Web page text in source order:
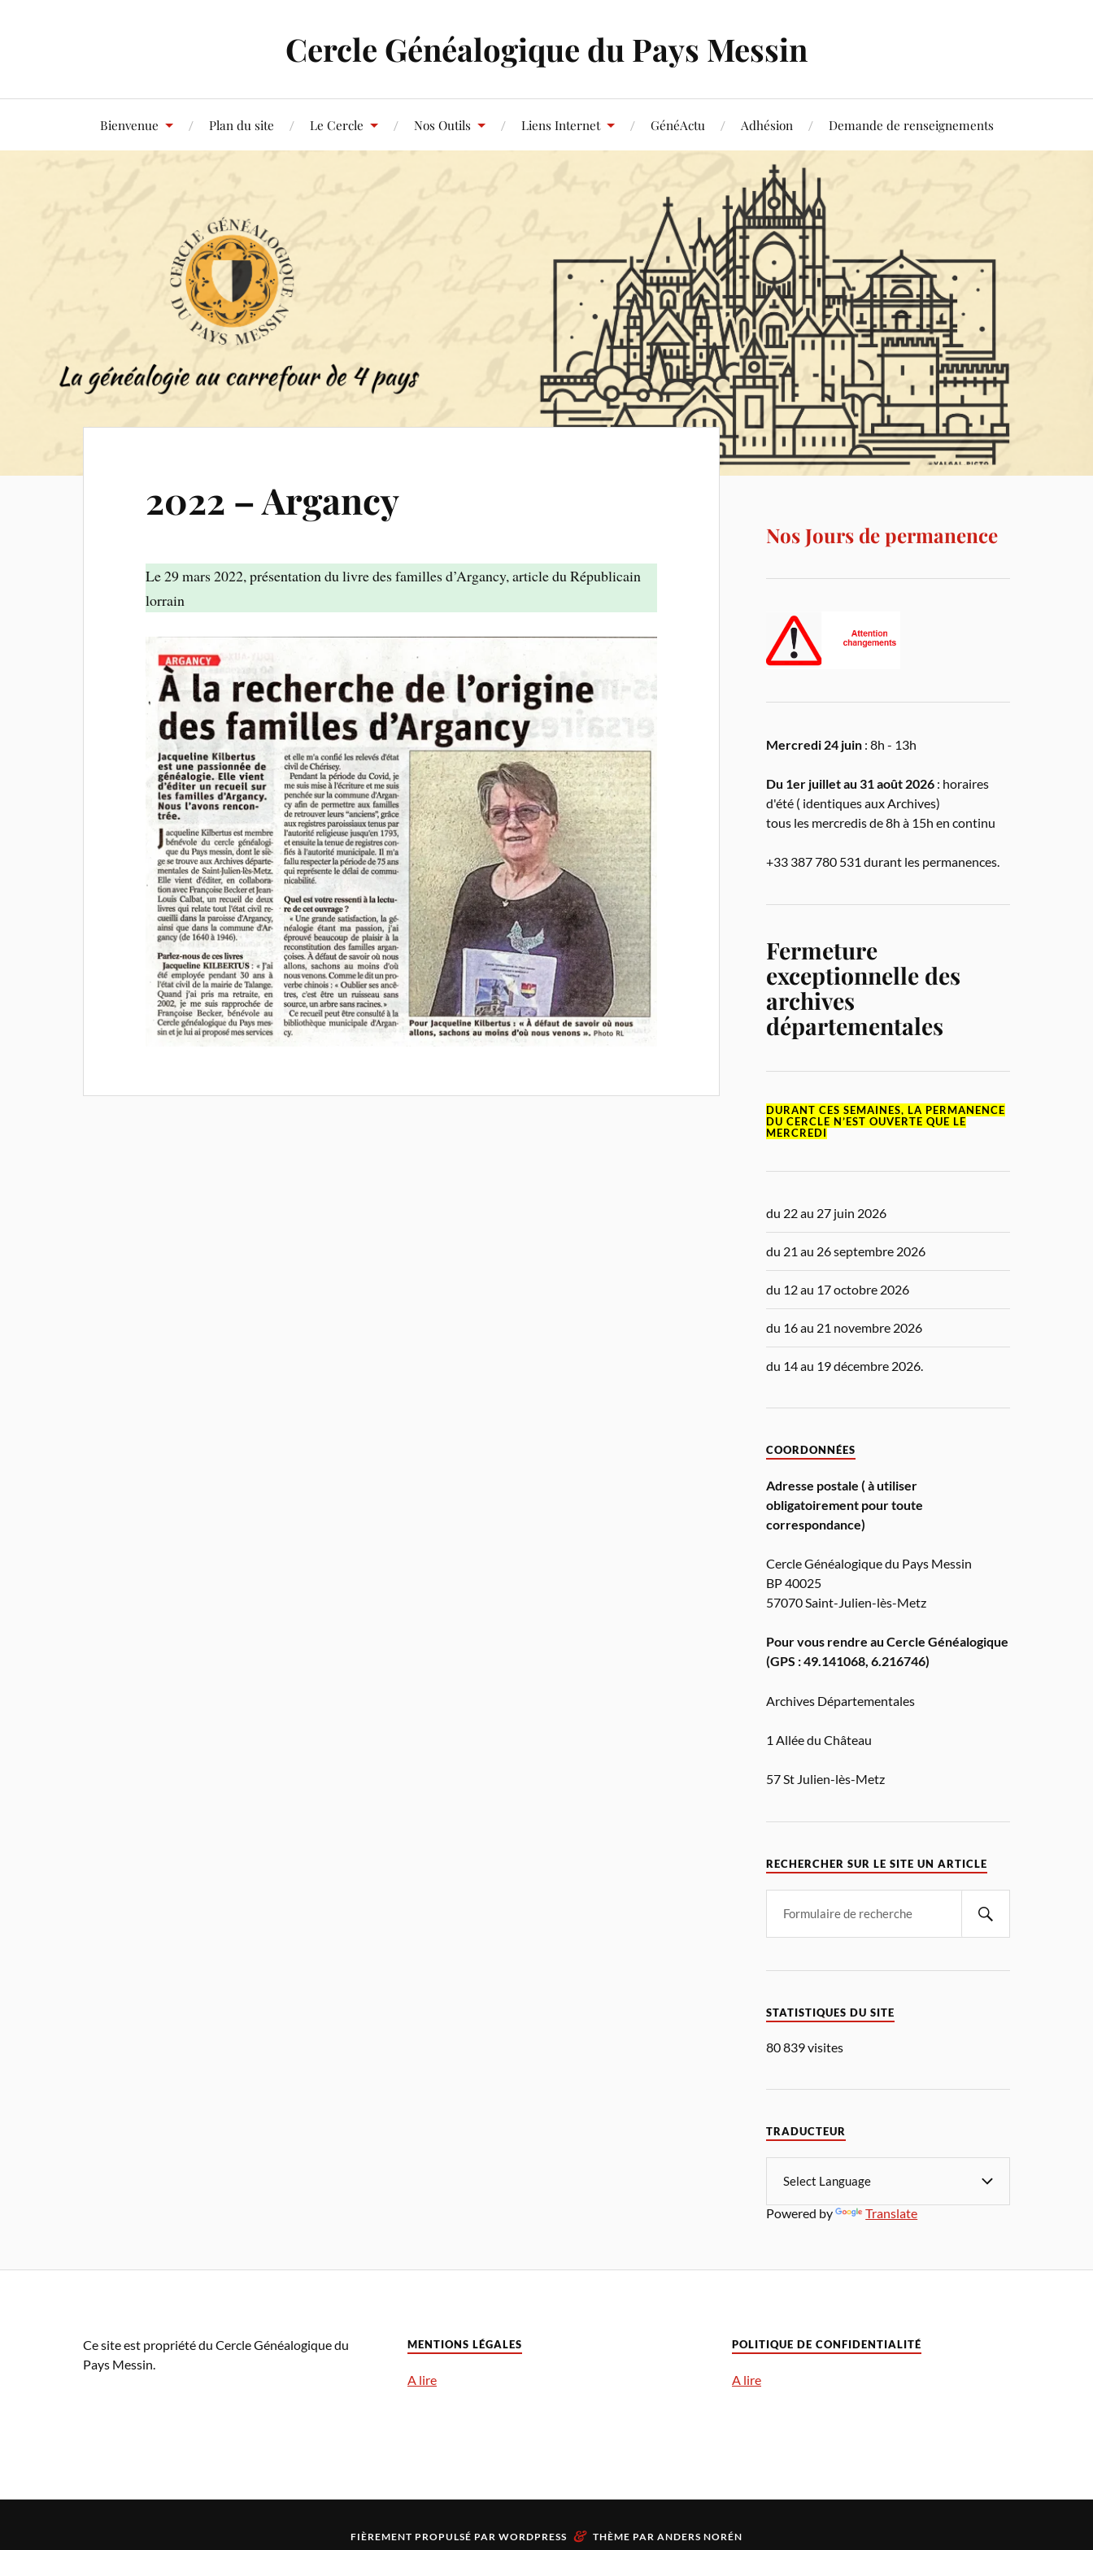
Cercle Généalogique du Pays Messin
Bienvenue Plan du site Le Cercle Nos Outils Liens Internet GénéActu Adhésion Demande de renseignements
2022 – Argancy
Le 29 mars 2022, présentation du livre des familles d’Argancy, article du Républicain
lorrain
Nos Jours de permanence
Mercredi 24 juin : 8h - 13h
Du 1er juillet au 31 août 2026 : horaires
d'été ( identiques aux Archives)
tous les mercredis de 8h à 15h en continu
+33 387 780 531 durant les permanences.
Fermeture
exceptionnelle des
archives
départementales
DURANT CES SEMAINES, LA PERMANENCE
DU CERCLE N’EST OUVERTE QUE LE
MERCREDI
du 22 au 27 juin 2026
du 21 au 26 septembre 2026
du 12 au 17 octobre 2026
du 16 au 21 novembre 2026
du 14 au 19 décembre 2026.
COORDONNÉES
Adresse postale ( à utiliser
obligatoirement pour toute
correspondance)
Cercle Généalogique du Pays Messin
BP 40025
57070 Saint-Julien-lès-Metz
Pour vous rendre au Cercle Généalogique
(GPS : 49.141068, 6.216746)
Archives Départementales
1 Allée du Château
57 St Julien-lès-Metz
RECHERCHER SUR LE SITE UN ARTICLE
STATISTIQUES DU SITE
80 839 visites
TRADUCTEUR
Powered by Translate
Ce site est propriété du Cercle Généalogique du
Pays Messin.
MENTIONS LÉGALES
A lire
POLITIQUE DE CONFIDENTIALITÉ
A lire
FIÈREMENT PROPULSÉ PAR WORDPRESS & THÈME PAR ANDERS NORÉN